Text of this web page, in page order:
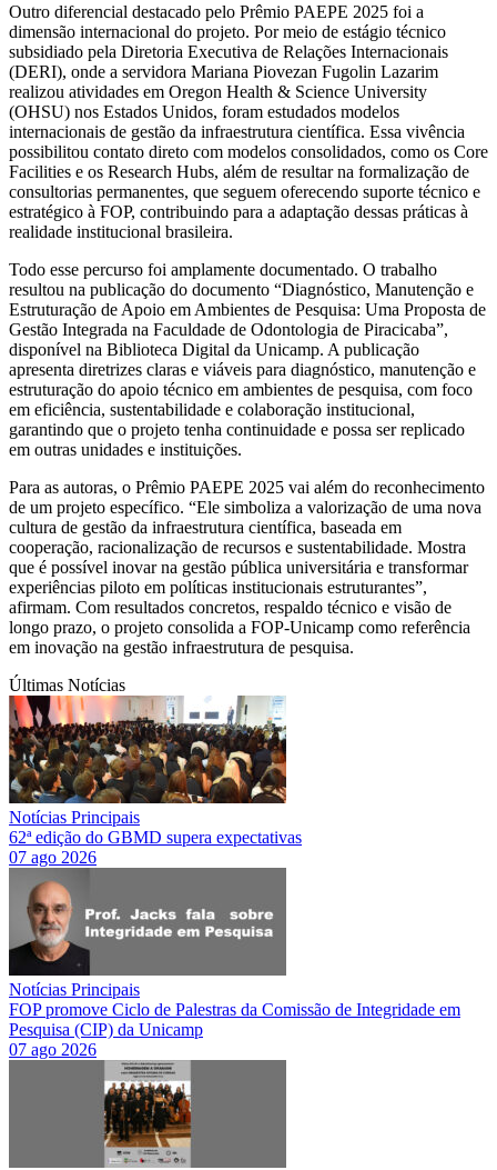
Outro diferencial destacado pelo Prêmio PAEPE 2025 foi a
dimensão internacional do projeto. Por meio de estágio técnico
subsidiado pela Diretoria Executiva de Relações Internacionais
(DERI), onde a servidora Mariana Piovezan Fugolin Lazarim
realizou atividades em Oregon Health & Science University
(OHSU) nos Estados Unidos, foram estudados modelos
internacionais de gestão da infraestrutura científica. Essa vivência
possibilitou contato direto com modelos consolidados, como os Core
Facilities e os Research Hubs, além de resultar na formalização de
consultorias permanentes, que seguem oferecendo suporte técnico e
estratégico à FOP, contribuindo para a adaptação dessas práticas à
realidade institucional brasileira.
Todo esse percurso foi amplamente documentado. O trabalho
resultou na publicação do documento “Diagnóstico, Manutenção e
Estruturação de Apoio em Ambientes de Pesquisa: Uma Proposta de
Gestão Integrada na Faculdade de Odontologia de Piracicaba”,
disponível na Biblioteca Digital da Unicamp. A publicação
apresenta diretrizes claras e viáveis para diagnóstico, manutenção e
estruturação do apoio técnico em ambientes de pesquisa, com foco
em eficiência, sustentabilidade e colaboração institucional,
garantindo que o projeto tenha continuidade e possa ser replicado
em outras unidades e instituições.
Para as autoras, o Prêmio PAEPE 2025 vai além do reconhecimento
de um projeto específico. “Ele simboliza a valorização de uma nova
cultura de gestão da infraestrutura científica, baseada em
cooperação, racionalização de recursos e sustentabilidade. Mostra
que é possível inovar na gestão pública universitária e transformar
experiências piloto em políticas institucionais estruturantes”,
afirmam. Com resultados concretos, respaldo técnico e visão de
longo prazo, o projeto consolida a FOP-Unicamp como referência
em inovação na gestão infraestrutura de pesquisa.
Últimas Notícias
Notícias Principais
62ª edição do GBMD supera expectativas
07 ago 2026
Notícias Principais
FOP promove Ciclo de Palestras da Comissão de Integridade em
Pesquisa (CIP) da Unicamp
07 ago 2026